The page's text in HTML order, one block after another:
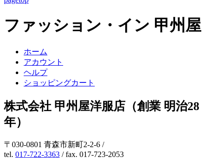
ファッション・イン 甲州屋
ホーム
アカウント
ヘルプ
ショッピングカート
株式会社 甲州屋洋服店（創業 明治28
年）
〒030-0801 青森市新町2-2-6 /
tel. 017-722-3363 / fax. 017-723-2053